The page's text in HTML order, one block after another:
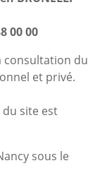
00 00
consultation du
et privé.
site est
sous le